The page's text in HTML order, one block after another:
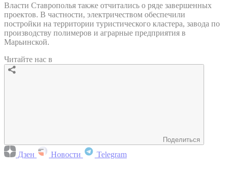
Власти Ставрополья также отчитались о ряде завершенных
проектов. В частности, электричеством обеспечили
постройки на территории туристического кластера, завода по
производству полимеров и аграрные предприятия в
Марьинской.
Читайте нас в
Поделиться
Дзен Новости Telegram